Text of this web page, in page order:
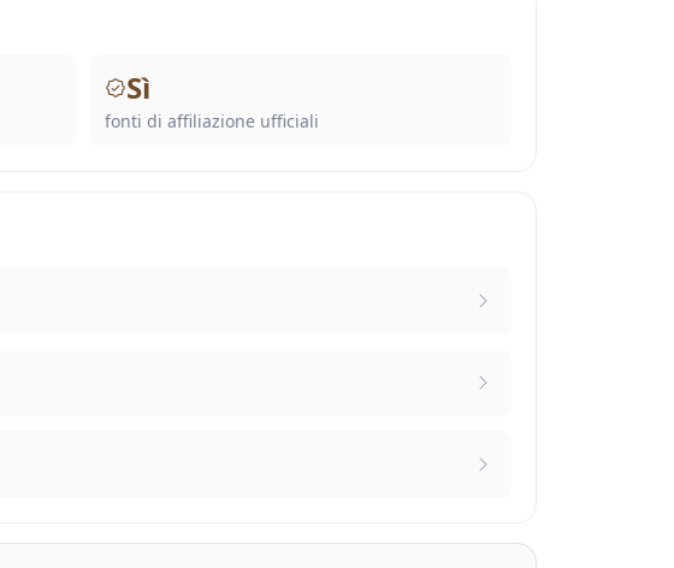
Sì
fonti di affiliazione ufficiali